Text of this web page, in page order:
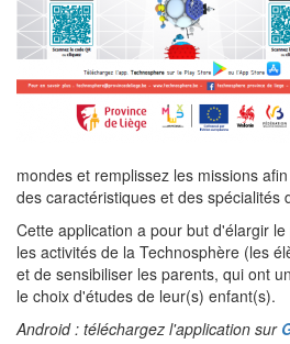
mondes et remplissez les missions
des caractéristiques et des spécialités
Cette application a pour but d'élargir
les activités de la Technosphère (les
et de sensibiliser les parents, qui ont
le choix d'études de leur(s) enfant(s).
Android : téléchargez l'application sur